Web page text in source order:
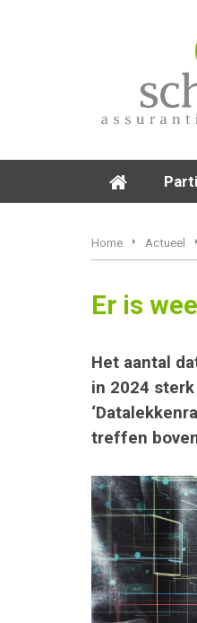
Home Actueel
Er is
Het aantal
in 2024
treffen